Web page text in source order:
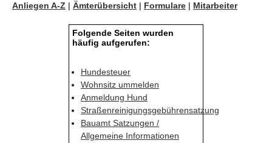
Anliegen A-Z | Ämterübersicht | Formulare | Mitarbeiter
Folgende Seiten wurden
häufig aufgerufen:
Hundesteuer
Wohnsitz ummelden
Anmeldung Hund
Straßenreinigungsgebührensatzung
Bauamt Satzungen /
Allgemeine Informationen